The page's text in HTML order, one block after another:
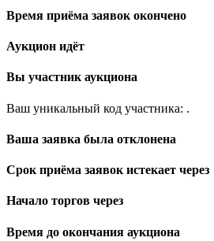
Время приёма заявок окончено
Аукцион идёт
Вы участник аукциона
Ваш уникальный код участника: .
Ваша заявка была отклонена
Срок приёма заявок истекает через
Начало торгов через
Время до окончания аукциона